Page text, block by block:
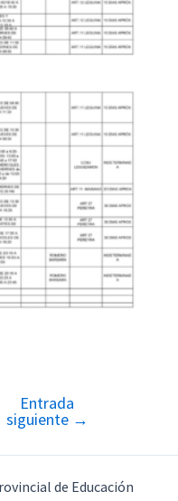
Entrada
siguiente →
de Educación